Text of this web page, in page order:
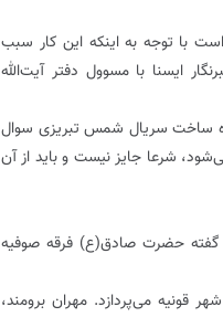
با توجه به اینکه این کار سبب
ایسنا با مسوول دفتر آیت‌الله
از وی درباره ساخت سریال شمس تبریزی سوال
شرعا جایز نیست و باید از آن
گفته حضرت صادق(ع) فرقه صوفیه
قونیه می‌پردازد. مهران برومند،